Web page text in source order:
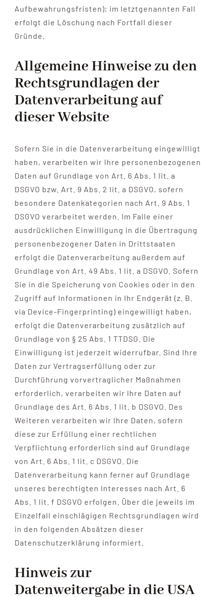
Aufbewahrungsfristen); im letztgenannten Fall
erfolgt die Löschung nach Fortfall dieser
Gründe.
Allgemeine Hinweise zu den
Rechtsgrundlagen der
Datenverarbeitung auf
dieser Website
Sofern Sie in die Datenverarbeitung eingewilligt
haben, verarbeiten wir Ihre personenbezogenen
Daten auf Grundlage von Art. 6 Abs. 1 lit. a
DSGVO bzw. Art. 9 Abs. 2 lit. a DSGVO, sofern
besondere Datenkategorien nach Art. 9 Abs. 1
DSGVO verarbeitet werden. Im Falle einer
ausdrücklichen Einwilligung in die Übertragung
personenbezogener Daten in Drittstaaten
erfolgt die Datenverarbeitung außerdem auf
Grundlage von Art. 49 Abs. 1 lit. a DSGVO. Sofern
Sie in die Speicherung von Cookies oder in den
Zugriff auf Informationen in Ihr Endgerät (z. B.
via Device-Fingerprinting) eingewilligt haben,
erfolgt die Datenverarbeitung zusätzlich auf
Grundlage von § 25 Abs. 1 TTDSG. Die
Einwilligung ist jederzeit widerrufbar. Sind Ihre
Daten zur Vertragserfüllung oder zur
Durchführung vorvertraglicher Maßnahmen
erforderlich, verarbeiten wir Ihre Daten auf
Grundlage des Art. 6 Abs. 1 lit. b DSGVO. Des
Weiteren verarbeiten wir Ihre Daten, sofern
diese zur Erfüllung einer rechtlichen
Verpflichtung erforderlich sind auf Grundlage
von Art. 6 Abs. 1 lit. c DSGVO. Die
Datenverarbeitung kann ferner auf Grundlage
unseres berechtigten Interesses nach Art. 6
Abs. 1 lit. f DSGVO erfolgen. Über die jeweils im
Einzelfall einschlägigen Rechtsgrundlagen wird
in den folgenden Absätzen dieser
Datenschutzerklärung informiert.
Hinweis zur
Datenweitergabe in die USA